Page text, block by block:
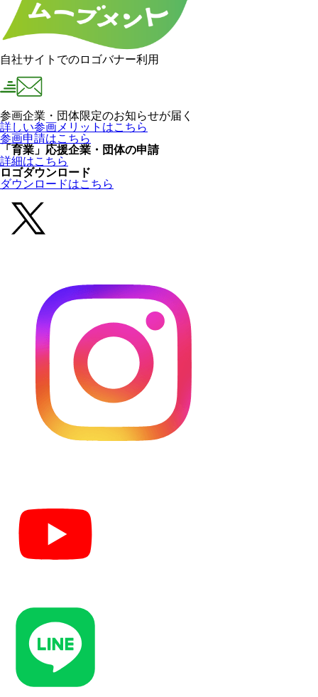
自社サイトでのロゴバナー利用
参画企業・団体限定のお知らせが届く
詳しい参画メリットはこちら
参画申請はこちら
「育業」応援企業・団体の申請
詳細はこちら
ロゴダウンロード
ダウンロードはこちら